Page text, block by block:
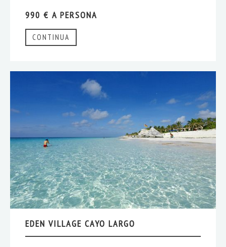
990 € A PERSONA
CONTINUA
EDEN VILLAGE CAYO LARGO